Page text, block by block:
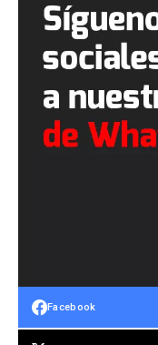
Facebook